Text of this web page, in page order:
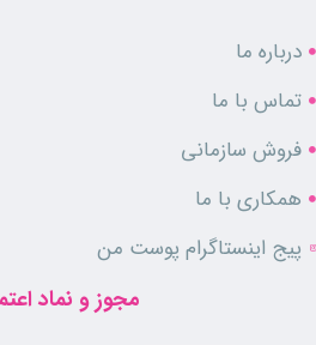
خود هستند، تولید شده و برای استفاده
متنوع و شارژ سریع بوده و عملکردی بی نظیر
ویژگی های محصول
سیستم کوئیک‌ شارژ (شارژ بسیار سریع)
باتری لیتیوم-یون با دوام بالا
موتور روتاری پرقدرت با سرعت 6500 دور
درباره ما
تماس با ما
فروش سازمانی
همکاری با ما
پیج اینستاگرام پوست من
مجوز و نماد